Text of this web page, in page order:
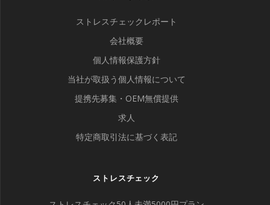
ストレスチェックレポート
会社概要
個人情報保護方針
当社が取扱う個人情報について
提携先募集・OEM無償提供
求人
特定商取引法に基づく表記
ストレスチェック